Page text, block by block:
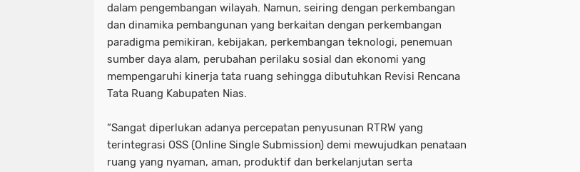
dalam pengembangan wilayah. Namun, seiring dengan perkembangan
dan dinamika pembangunan yang berkaitan dengan perkembangan
paradigma pemikiran, kebijakan, perkembangan teknologi, penemuan
sumber daya alam, perubahan perilaku sosial dan ekonomi yang
mempengaruhi kinerja tata ruang sehingga dibutuhkan Revisi Rencana
Tata Ruang Kabupaten Nias.
“Sangat diperlukan adanya percepatan penyusunan RTRW yang
terintegrasi OSS (Online Single Submission) demi mewujudkan penataan
ruang yang nyaman, aman, produktif dan berkelanjutan serta